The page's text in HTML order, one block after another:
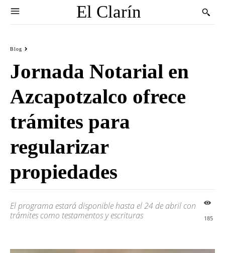
El Clarín
Blog
Jornada Notarial en
Azcapotzalco ofrece
trámites para
regularizar
propiedades
El programa estará disponible hasta el 24 de abril con
trámites como testamentos y escrituras
185